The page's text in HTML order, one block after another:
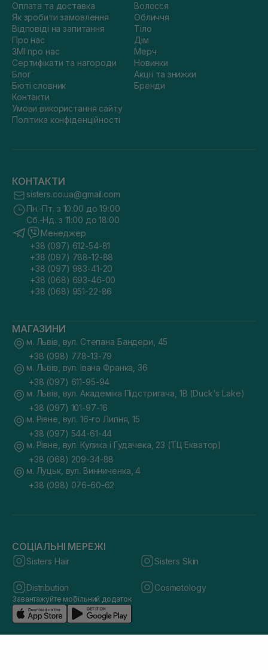
Оплата та доставка
Як зробити замовлення
Відповіді на запитання
Про нас
ЗМІ про нас
Сертифікати та нагороди
Блог
Бюті словник
Контакти
Умови використання сайту
Політика конфіденційності
Волосся
Обличчя
Тіло
Дім
Мерч
Новинки
Акції та знижки
Бренди
КОНТАКТИ
sisters.co.ua@gmail.com
Пн.-Пт. з 10:00 до 19:00
Сб.-Нд. з 11:00 до 18:00
Менеджер
+38 (097) 612-54-81
+38 (097) 788-12-88
+38 (097) 983-41-20
+38 (068) 693-46-00
+38 (068) 951-22-86
МАГАЗИНИ
м. Львів, вул. Степана Бандери, 45
+38 (098) 778-13-79
м. Львів, вул. Івана Франка, 36
+38 (097) 611-95-94
м. Львів, вул. Академіка Підстригача, 1В (Duck's Lake)
+38 (097) 101-97-16
м. Рівне, вул. 16-го Липня, 15
+38 (097) 544-61-44
м. Рівне, вул. Кулика і Гудачека, 23 (ТЦ Екватор)
+38 (068) 209-34-88
м. Луцьк, вул. Винниченка, 4
+38 (098) 076-60-62
СОЦІАЛЬНІ МЕРЕЖІ
Sisters Hair Sisters Skin
Distribution Cosmetology
Завантажуйте мобільний додаток